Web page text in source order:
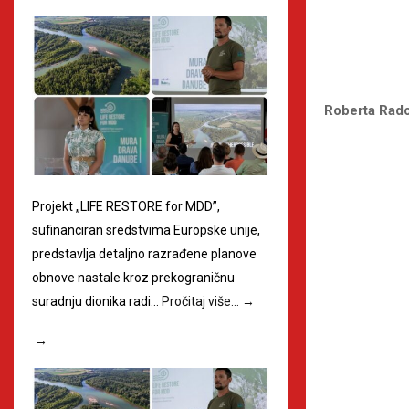
Roberta
Projekt „LIFE RESTORE for MDD”,
sufinanciran sredstvima Europske unije,
predstavlja detaljno razrađene planove
obnove nastale kroz prekograničnu
suradnju dionika radi… Pročitaj više… →
→